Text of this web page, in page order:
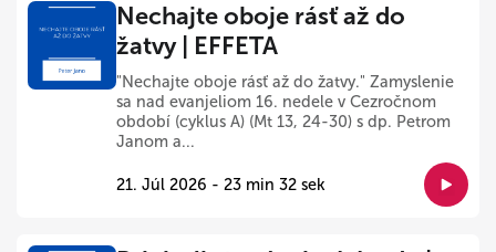
Nechajte oboje rásť až do
žatvy | EFFETA
"Nechajte oboje rásť až do žatvy." Zamyslenie
sa nad evanjeliom 16. nedele v Cezročnom
období (cyklus A) (Mt 13, 24-30) s dp. Petrom
Janom a...
21. Júl 2026 - 23 min 32 sek